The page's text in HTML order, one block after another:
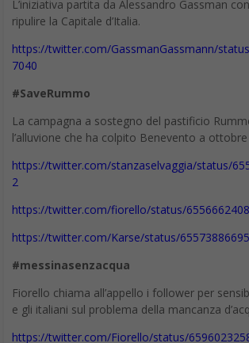
possono confrontare con idee innovative e
possibilità di individuare percorsi nuovi mai
ricordiamoci che comporre gruppi è un po’
sono gli ingredienti di base, le quantità, le
fino in fondo: tasso di umidità, origine stessa
dalla carta alla pentola ogni piatto può essere
in fondo l’innovazione vera avviene, spesso,
qualche passaggio, creiamo qualcosa di
*Ha iniziato a lavorare in azienda in ambito
per poi passare alla consulenza. Appassionato
etnologico, affronta l’azienda con un occhio
“tribù”: le community. Esperto di Social
complessi di digital transformation. Il suo blog
organizzativi 2.0” è punto di riferimento di
della Social Enterprise.